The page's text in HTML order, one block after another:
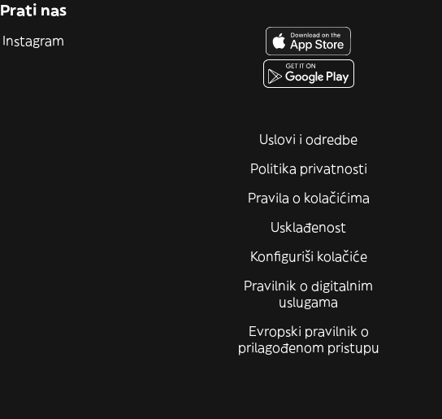
Prati nas
Instagram
Uslovi i odredbe
Politika privatnosti
Pravila o kolačićima
Usklađenost
Konfiguriši kolačiće
Pravilnik o digitalnim
uslugama
Evropski pravilnik o
prilagođenom pristupu